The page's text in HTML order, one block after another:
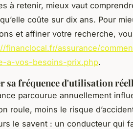
à retenir, mieux vaut
coûte sur dix ans. Pour
et affiner votre recherche,
financlocal.fr/assurance/
a-vos-besoins-prix.php.
sa fréquence d'utilisation
parcourue annuellement
roule, moins le risque
le savent : un conducteur qui